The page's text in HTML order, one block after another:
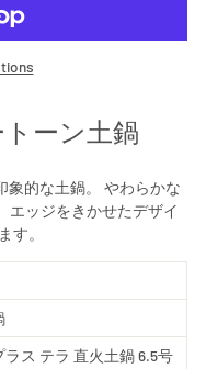
ーン土鍋
象的な土鍋。 やわらかな
エッジをきかせたデザイ
す。
ス テラ 直火土鍋 6.5号